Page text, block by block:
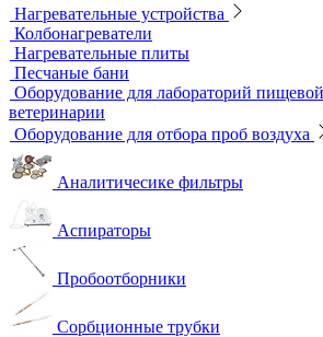
Нагревательные устройства
Колбонагреватели
Нагревательные плиты
Песчаные бани
Оборудование для лабораторий
ветеринарии
Оборудование для отбора проб воздуха
Аналитичесике фильтры
Аспираторы
Пробоотборники
Сорбционные трубки